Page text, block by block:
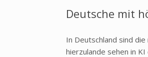
Deutsche mit
In Deutschland sind
hierzulande sehen in